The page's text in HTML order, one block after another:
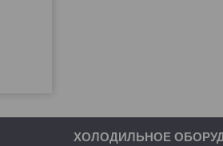
ХОЛОДИЛЬНОЕ